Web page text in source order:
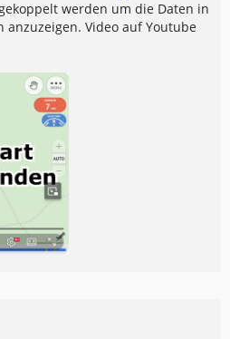
werden um die Daten in
Video auf Youtube